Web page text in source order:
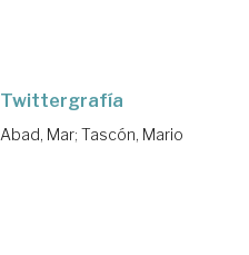
Twittergrafía
Abad, Mar; Tascón, Mario